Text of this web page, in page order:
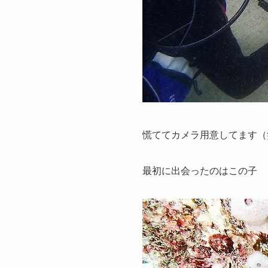
慌ててカメラ用意してます
最初に出会ったのはこの子